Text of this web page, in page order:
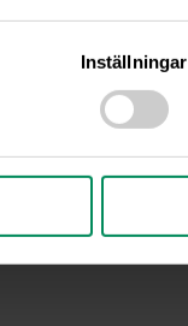
Inställningar
| 0670-109 09 |